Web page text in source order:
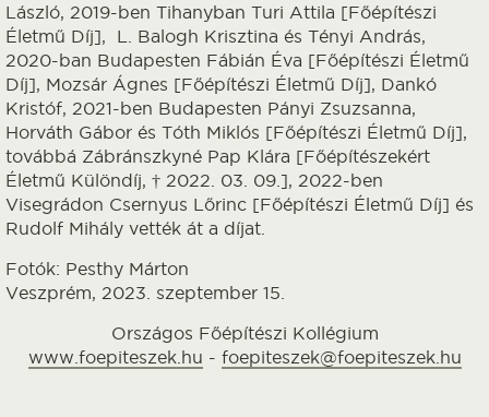
László, 2019-ben Tihanyban Turi Attila [Főépítészi
Életmű Díj], L. Balogh Krisztina és Tényi András,
2020-ban Budapesten Fábián Éva [Főépítészi Életmű
Díj], Mozsár Ágnes [Főépítészi Életmű Díj], Dankó
Kristóf, 2021-ben Budapesten Pányi Zsuzsanna,
Horváth Gábor és Tóth Miklós [Főépítészi Életmű Díj],
továbbá Zábránszkyné Pap Klára [Főépítészekért
Életmű Különdíj, † 2022. 03. 09.], 2022-ben
Visegrádon Csernyus Lőrinc [Főépítészi Életmű Díj] és
Rudolf Mihály vették át a díjat.
Fotók: Pesthy Márton
Veszprém, 2023. szeptember 15.
Országos Főépítészi Kollégium
www.foepiteszek.hu - foepiteszek@foepiteszek.hu